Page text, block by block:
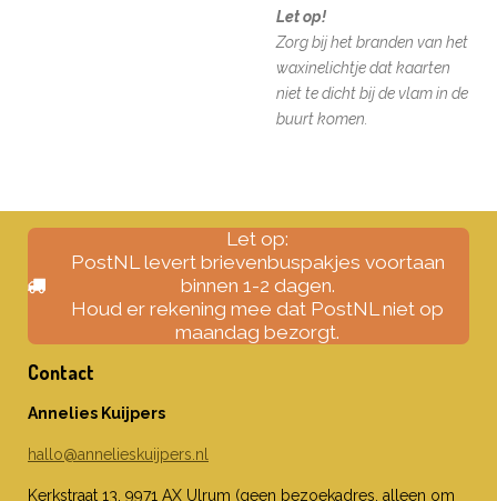
Let op!
Zorg bij het branden van het
waxinelichtje dat kaarten
niet te dicht bij de vlam in de
buurt komen.
Let op:
PostNL levert brievenbuspakjes voortaan
binnen 1-2 dagen.
Houd er rekening mee dat PostNL niet op
maandag bezorgt.
Contact
Annelies Kuijpers
hallo@annelieskuijpers.nl
Kerkstraat 13, 9971 AX Ulrum (geen bezoekadres, alleen om